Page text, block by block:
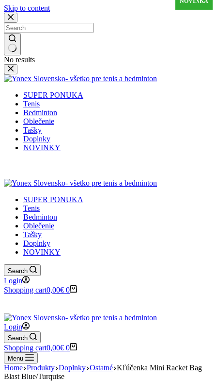
Skip to content
No results
SUPER PONUKA
Tenis
Bedminton
Oblečenie
Tašky
Doplnky
NOVINKY
SUPER PONUKA
Tenis
Bedminton
Oblečenie
Tašky
Doplnky
NOVINKY
Search
Login
Shopping cart0,00€ 0
Login
Search
Shopping cart0,00€ 0
Menu
Home Produkty Doplnky Ostatné Kľúčenka Mini Racket Bag
Blast Blue/Turquise